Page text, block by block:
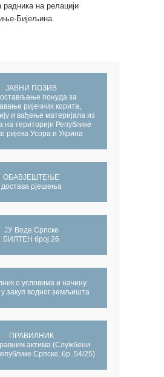
радника на релацији
Бијељина.
ЈАВНИ ПОЗИВ
понуда за
ријечних корита,
и вађење материјала из
на територији Републике
ријека Усора и Укрина
ОБАВЈЕШТЕЊЕ
достава рјешења
ЈУ Воде Српске
БИЛТЕН број 26
о условима и начину
закуп водног земљишта
ПРАВИЛНИК
актима (Службени
Српске, бр. 54/25)